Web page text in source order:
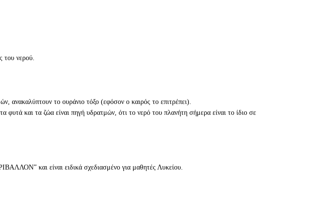
του νερού.
ανακαλύπτουν το ουράνιο τόξο (εφόσον ο καιρός το επιτρέπει).
και τα ζώα είναι πηγή υδρατμών, ότι το νερό του πλανήτη σήμερα είναι το ίδιο σε
και είναι ειδικά σχεδιασμένο για μαθητές Λυκείου.